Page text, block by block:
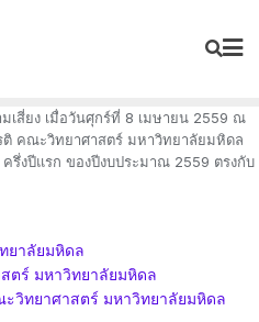
เสี่ยง เมื่อวันศุกร์ที่ 8 เมษายน 2559 ณ
ติ คณะวิทยาศาสตร์ มหาวิทยาลัยมหิดล
รึ่งปีแรก ของปีงบประมาณ 2559 ตรงกับ
ยาลัยมหิดล
ตร์ มหาวิทยาลัยมหิดล
วิทยาศาสตร์ มหาวิทยาลัยมหิดล